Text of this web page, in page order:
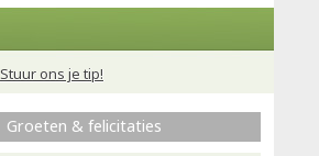
Stuur ons je tip!
Groeten & felicitaties